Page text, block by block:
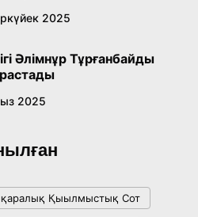
2025
Әлімнұр Тұрғанбайды
2025
Қыылмыстық Сот